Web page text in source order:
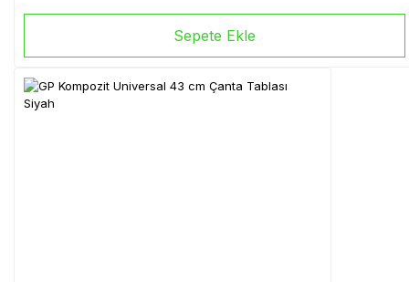
Sepete Ekle